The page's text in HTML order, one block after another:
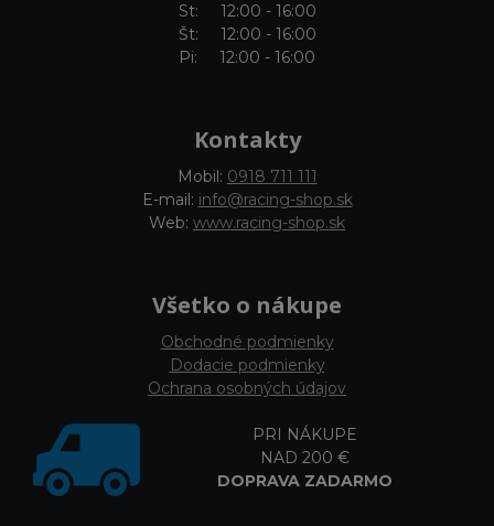
St: 12:00 - 16:00
Št: 12:00 - 16:00
Pi: 12:00 - 16:00
Kontakty
Mobil: 0918 711 111
E-mail: info@racing-shop.sk
Web: www.racing-shop.sk
Všetko o nákupe
Obchodné podmienky
Dodacie podmienky
Ochrana osobných údajov
PRI NÁKUPE
NAD 200 €
DOPRAVA ZADARMO